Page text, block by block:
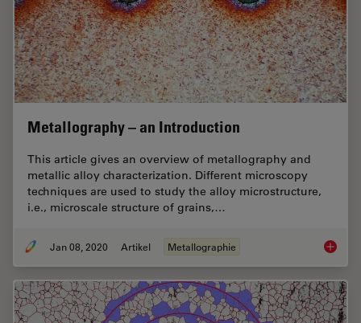
Metallography – an Introduction
This article gives an overview of metallography and
metallic alloy characterization. Different microscopy
techniques are used to study the alloy microstructure,
i.e., microscale structure of grains,…
Jan 08, 2020 Artikel Metallographie